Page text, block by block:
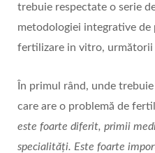
trebuie respectate o serie
metodologiei integrative
fertilizare in vitro,
În primul rând, unde trebuie
care are o problemă de
este foarte diferit, primii
specialități. Este foarte